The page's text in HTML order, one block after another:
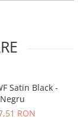
Satin Black -
Negru
RON